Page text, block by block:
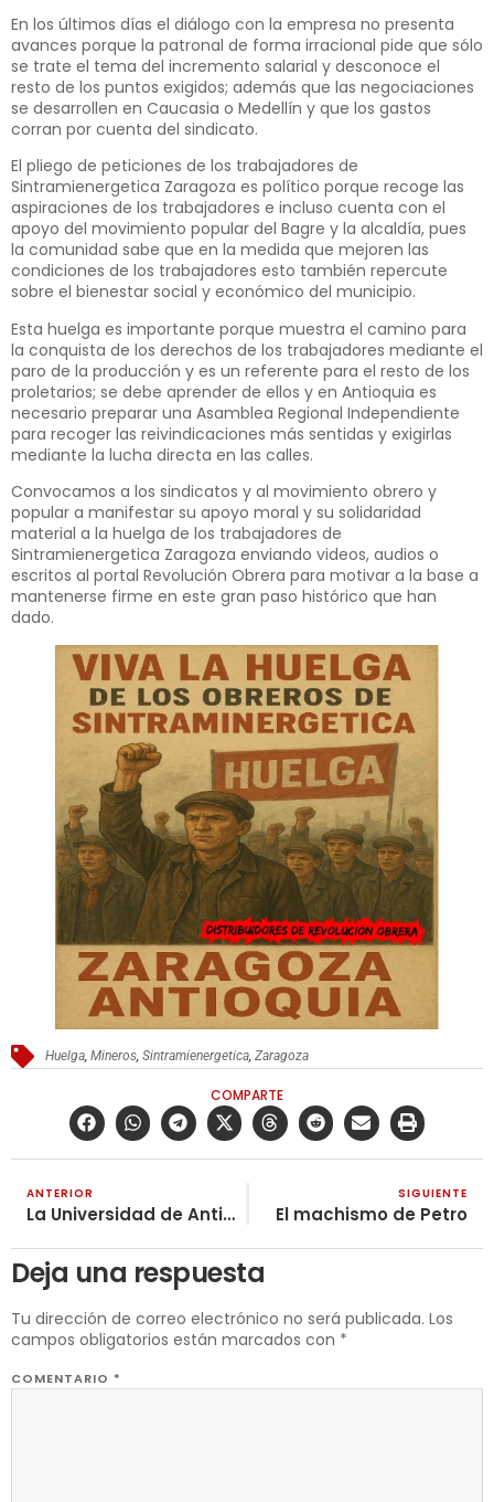
En los últimos días el diálogo con la empresa no presenta
avances porque la patronal de forma irracional pide que sólo
se trate el tema del incremento salarial y desconoce el
resto de los puntos exigidos; además que las negociaciones
se desarrollen en Caucasia o Medellín y que los gastos
corran por cuenta del sindicato.
El pliego de peticiones de los trabajadores de
Sintramienergetica Zaragoza es político porque recoge las
aspiraciones de los trabajadores e incluso cuenta con el
apoyo del movimiento popular del Bagre y la alcaldía, pues
la comunidad sabe que en la medida que mejoren las
condiciones de los trabajadores esto también repercute
sobre el bienestar social y económico del municipio.
Esta huelga es importante porque muestra el camino para
la conquista de los derechos de los trabajadores mediante el
paro de la producción y es un referente para el resto de los
proletarios; se debe aprender de ellos y en Antioquia es
necesario preparar una Asamblea Regional Independiente
para recoger las reivindicaciones más sentidas y exigirlas
mediante la lucha directa en las calles.
Convocamos a los sindicatos y al movimiento obrero y
popular a manifestar su apoyo moral y su solidaridad
material a la huelga de los trabajadores de
Sintramienergetica Zaragoza enviando videos, audios o
escritos al portal Revolución Obrera para motivar a la base a
mantenerse firme en este gran paso histórico que han
dado.
Huelga,Mineros,Sintramienergetica,Zaragoza
COMPARTE
ANTERIOR
La Universidad de Antioquia promueve proyectos con una organización sionista
SIGUIENTE
El machismo de Petro
Deja una respuesta
Tu dirección de correo electrónico no será publicada. Los
campos obligatorios están marcados con *
COMENTARIO *